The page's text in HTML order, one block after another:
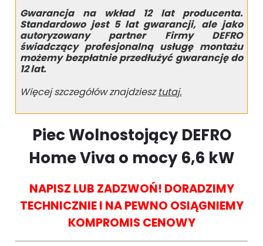
Gwarancja na wkład 12 lat producenta.
Standardowo jest 5 lat gwarancji, ale jako
autoryzowany partner Firmy DEFRO
świadczący profesjonalną usługę montażu
możemy bezpłatnie przedłużyć gwarancję do
12 lat.
Więcej szczegółów znajdziesztutaj.
Piec Wolnostojący DEFRO
Home Viva o mocy 6,6 kW
NAPISZ LUB ZADZWOŃ! DORADZIMY
TECHNICZNIE I NA PEWNO OSIĄGNIEMY
KOMPROMIS CENOWY